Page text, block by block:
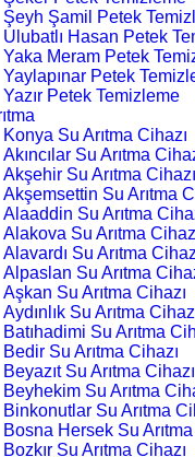
Şeyh Şamil Petek
Ulubatlı Hasan Petek
Yaka Meram Petek
Yaylapınar Petek
Yazır Petek Temizleme
Konya Su Arıtma Cihazı
Akıncılar Su Arıtma
Akşehir Su Arıtma Cihazı
Akşemsettin Su Arıtma
Alaaddin Su Arıtma
Alakova Su Arıtma
Alavardı Su Arıtma
Alpaslan Su Arıtma
Aşkan Su Arıtma Cihazı
Aydınlık Su Arıtma
Batıhadimi Su Arıtma
Bedir Su Arıtma Cihazı
Beyazıt Su Arıtma Cihazı
Beyhekim Su Arıtma
Binkonutlar Su Arıtma
Bosna Hersek Su Arıtma
Bozkır Su Arıtma Cihazı